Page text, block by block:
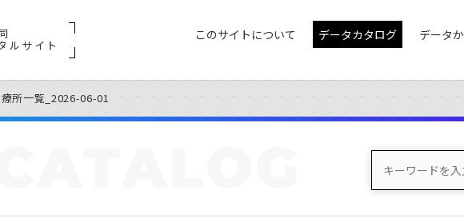
ルサイト
このサイトについて データカタログ データ
所一覧_2026-06-01